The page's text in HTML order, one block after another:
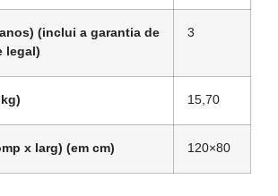
(inclui a garantia de
legal)
3
15,70
x larg) (em cm) 120×80